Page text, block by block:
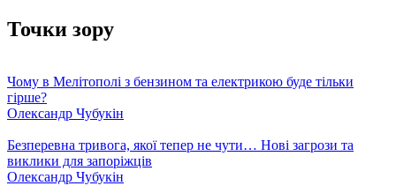
Точки зору
Чому в Мелітополі з бензином та електрикою буде тільки
гірше?
Олександр Чубукін
Безперевна тривога, якої тепер не чути… Нові загрози та
виклики для запоріжців
Олександр Чубукін